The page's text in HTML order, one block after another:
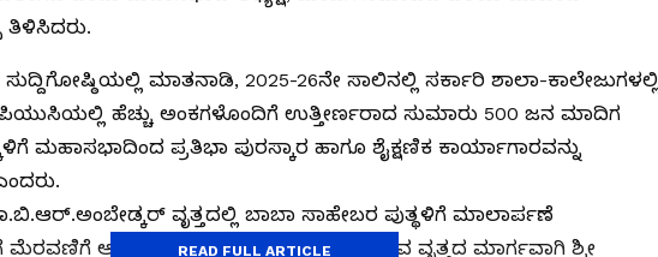
ತಿಳಿಸಿದರು.
ಸುದ್ದಿಗೋಷ್ಠಿಯಲ್ಲಿ ಮಾತನಾಡಿ, 2025-26ನೇ ಸಾಲಿನಲ್ಲಿ ಸರ್ಕಾರಿ ಶಾಲಾ-ಕಾಲೇಜುಗಳಲ್ಲಿ
ಪಿಯುಸಿಯಲ್ಲಿ ಹೆಚ್ಚು ಅಂಕಗಳೊಂದಿಗೆ ಉತ್ತೀರ್ಣರಾದ ಸುಮಾರು 500 ಜನ ಮಾದಿಗ
ಮಹಾಸಭಾದಿಂದ ಪ್ರತಿಭಾ ಪುರಸ್ಕಾರ ಹಾಗೂ ಶೈಕ್ಷಣಿಕ ಕಾರ್ಯಾಗಾರವನ್ನು
ವೃತ್ತದಲ್ಲಿ ಬಾಬಾ ಸಾಹೇಬರ ಪುತ್ಥಳಿಗೆ ಮಾಲಾರ್ಪಣೆ
ಆರಂಭವಾಗಲಿದೆ. ಅಲ್ಲಿಂದ ಶ್ರೀ ಜಯದೇವ ವೃತ್ತದ ಮಾರ್ಗವಾಗಿ ಶ್ರೀ
READ FULL ARTICLE